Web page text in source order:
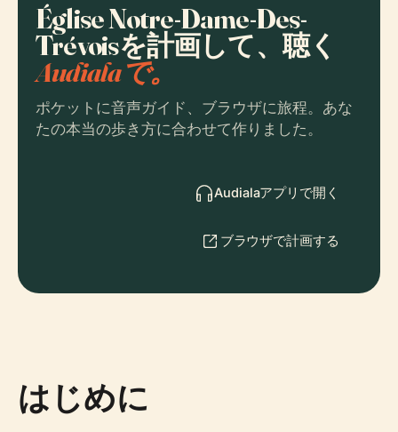
Église Notre-Dame-Des-
Trévoisを計画して、聴く
Audialaで。
ポケットに音声ガイド、ブラウザに旅程。あな
たの本当の歩き方に合わせて作りました。
Audialaアプリで開く
ブラウザで計画する
はじめに